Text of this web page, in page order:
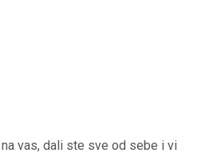
vas, dali ste sve od sebe i vi